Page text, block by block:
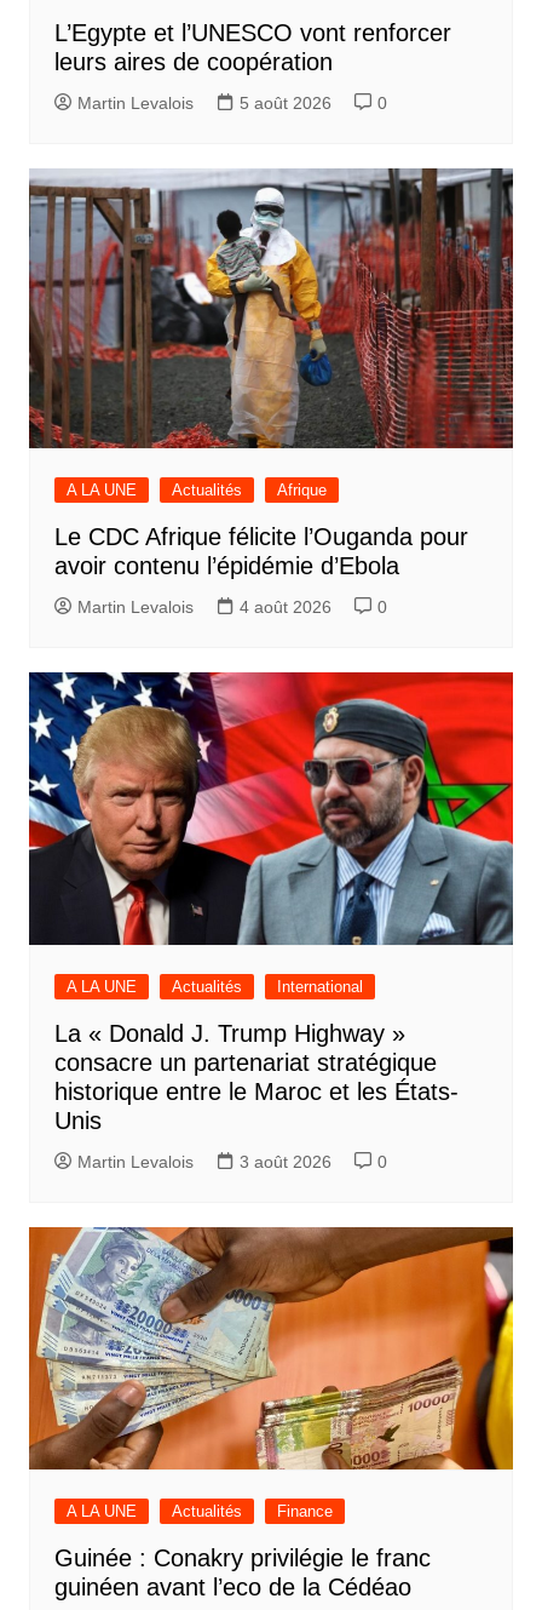
L’Egypte et l’UNESCO vont renforcer
leurs aires de coopération
Martin Levalois 5 août 2026 0
A LA UNE Actualités Afrique
Le CDC Afrique félicite l’Ouganda pour
avoir contenu l’épidémie d’Ebola
Martin Levalois 4 août 2026 0
A LA UNE Actualités International
La « Donald J. Trump Highway »
consacre un partenariat stratégique
historique entre le Maroc et les États-
Unis
Martin Levalois 3 août 2026 0
A LA UNE Actualités Finance
Guinée : Conakry privilégie le franc
guinéen avant l’eco de la Cédéao